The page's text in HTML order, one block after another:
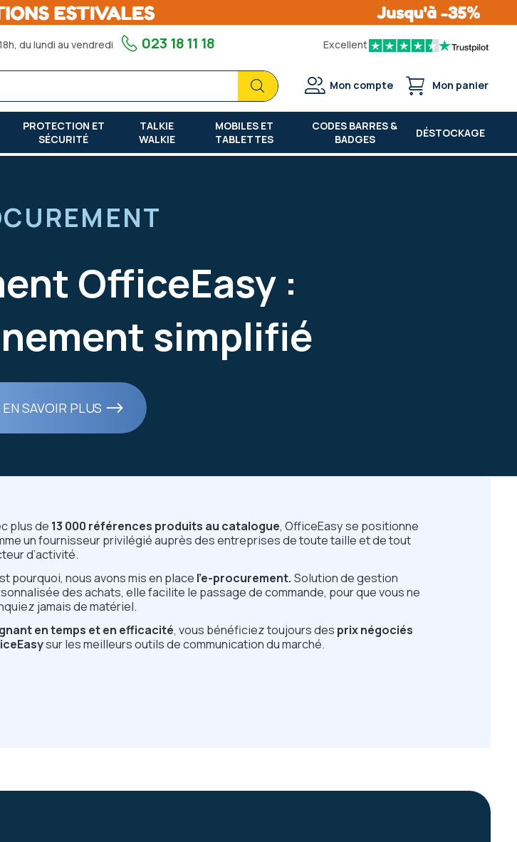
du lundi au vendredi 023 18 11 18 Excellent
Chercher
Chercher
Mon compte Mon panier
PROTECTION ET
SÉCURITÉ
TALKIE
WALKIE
MOBILES ET
TABLETTES
CODES BARRES &
BADGES
DÉSTOCKAGE
OfficeEasy :
simplifié
SAVOIR PLUS
plus de 13 000 références produits au catalogue, OfficeEasy se positionne
un fournisseur privilégié auprès des entreprises de toute taille et de tout
d’activité.
pourquoi, nous avons mis en place l’e-procurement. Solution de gestion
des achats, elle facilite le passage de commande, pour que vous ne
jamais de matériel.
en temps et en efficacité, vous bénéficiez toujours des prix négociés
sur les meilleurs outils de communication du marché.